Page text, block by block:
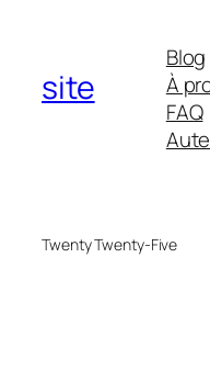
site
Blog
À
FAQ
Twenty Twenty-Five